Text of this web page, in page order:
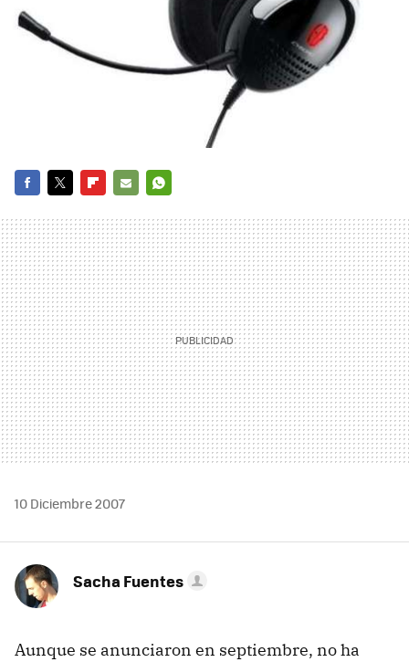
MAIL
10 Diciembre 2007
Sacha Fuentes
Aunque se anunciaron en septiembre, no ha